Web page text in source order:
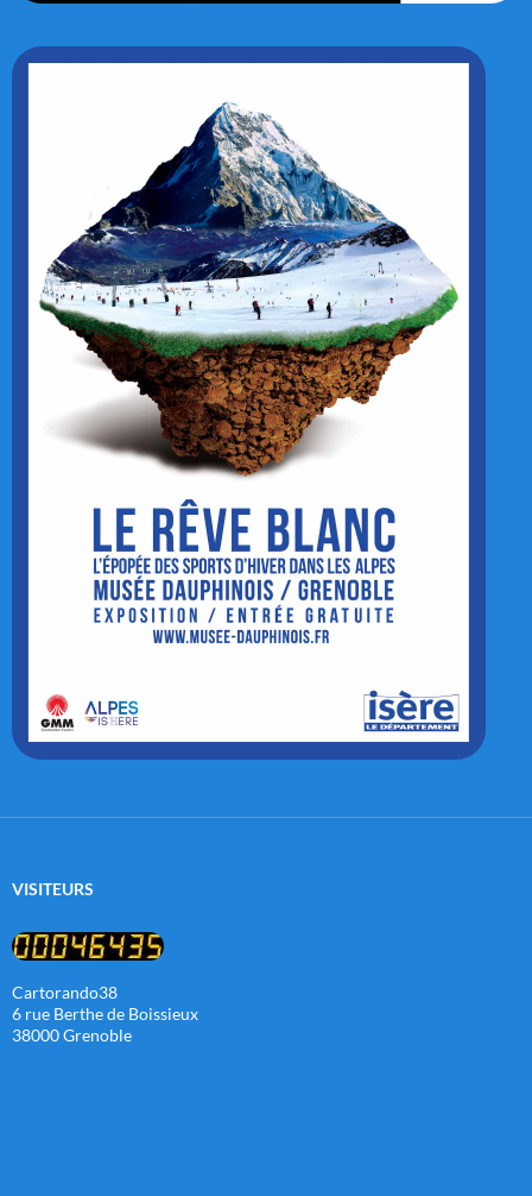
VISITEURS
Cartorando38
6 rue Berthe de Boissieux
38000 Grenoble